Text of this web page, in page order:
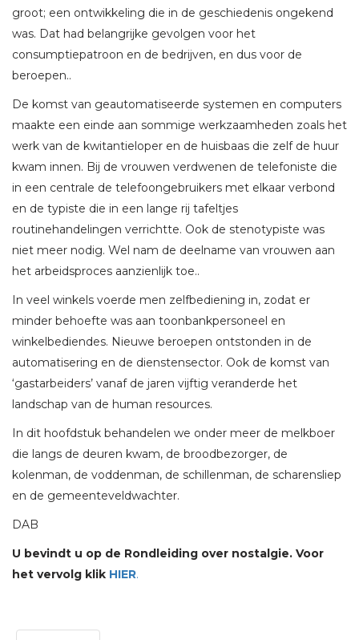
groot; een ontwikkeling die in de geschiedenis ongekend
was. Dat had belangrijke gevolgen voor het
consumptiepatroon en de bedrijven, en dus voor de
beroepen..
De komst van geautomatiseerde systemen en computers
maakte een einde aan sommige werkzaamheden zoals het
werk van de kwitantieloper en de huisbaas die zelf de huur
kwam innen. Bij de vrouwen verdwenen de telefoniste die
in een centrale de telefoongebruikers met elkaar verbond
en de typiste die in een lange rij tafeltjes
routinehandelingen verrichtte. Ook de stenotypiste was
niet meer nodig. Wel nam de deelname van vrouwen aan
het arbeidsproces aanzienlijk toe..
In veel winkels voerde men zelfbediening in, zodat er
minder behoefte was aan toonbankpersoneel en
winkelbediendes. Nieuwe beroepen ontstonden in de
automatisering en de dienstensector. Ook de komst van
‘gastarbeiders’ vanaf de jaren vijftig veranderde het
landschap van de human resources.
In dit hoofdstuk behandelen we onder meer de melkboer
die langs de deuren kwam, de broodbezorger, de
kolenman, de voddenman, de schillenman, de scharensliep
en de gemeenteveldwachter.
DAB
U bevindt u op de Rondleiding over nostalgie. Voor
het vervolg klik HIER.